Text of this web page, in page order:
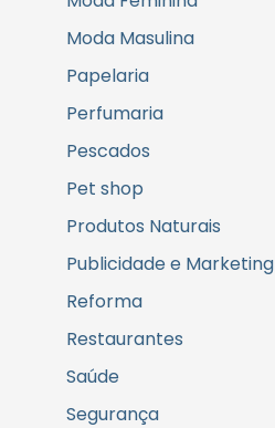
Moda Masulina
Papelaria
Perfumaria
Pescados
Pet shop
Produtos Naturais
Publicidade e Marketing
Reforma
Restaurantes
Saúde
Segurança